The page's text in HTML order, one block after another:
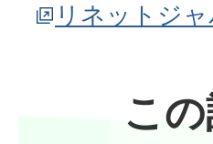
リネットジ
こ